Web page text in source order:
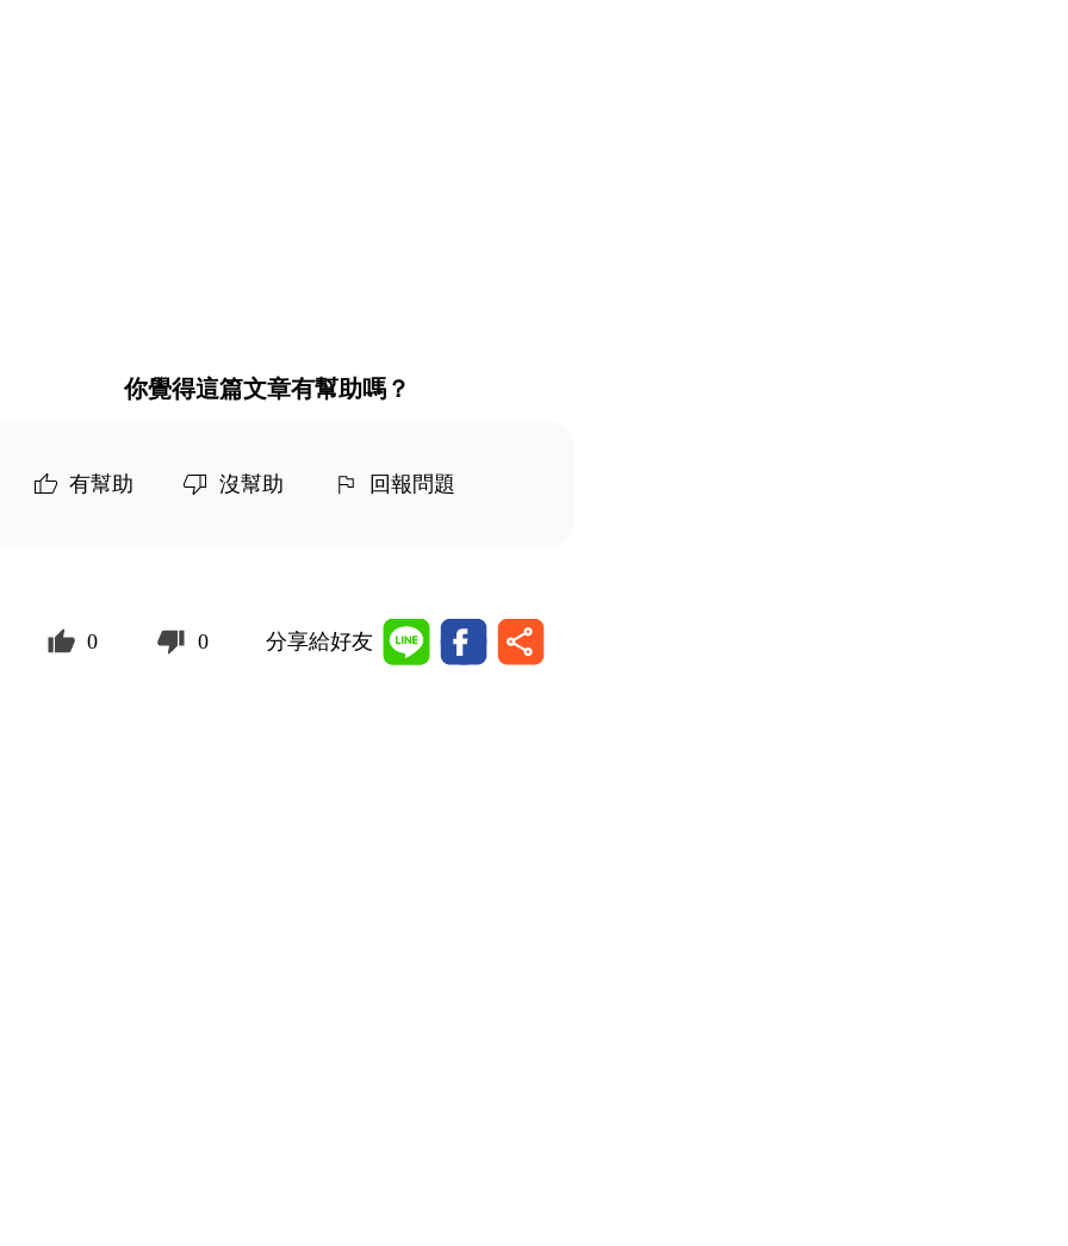
你覺得這篇文章有幫助嗎？
有幫助 沒幫助 回報問題
0 0 分享給好友